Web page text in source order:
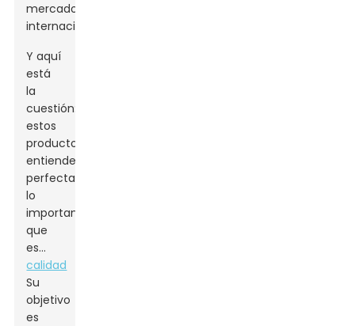
mercado
internacional.
Y aquí
está
la
cuestión:
estos
productores
entienden
perfectamente
lo
importante
que
es...
calidad
Su
objetivo
es